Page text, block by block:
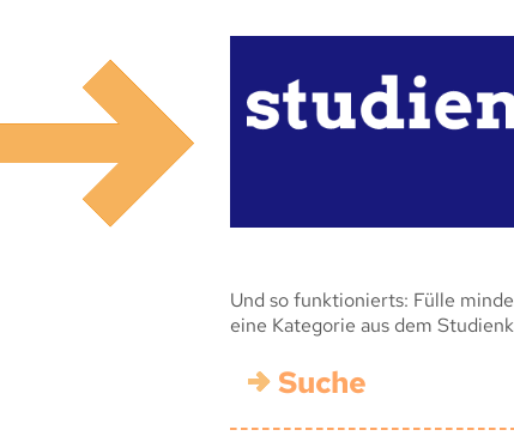
Und so funktionierts: Fülle
eine Kategorie aus dem
Suche